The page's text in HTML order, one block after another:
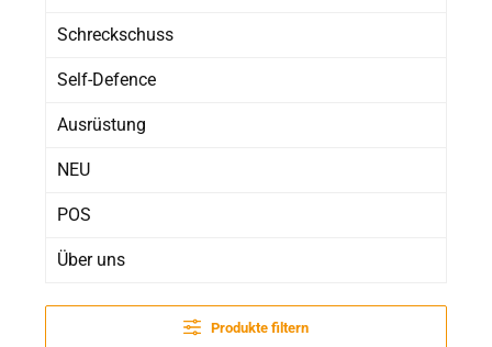
Schreckschuss
Self-Defence
Ausrüstung
NEU
POS
Über uns
Produkte filtern